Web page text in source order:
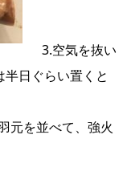
3.空気を抜い
日ぐらい置くと
元を並べて、強火